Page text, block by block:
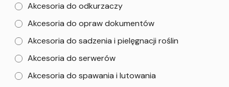
Akcesoria do odkurzaczy
Akcesoria do opraw dokumentów
Akcesoria do sadzenia i pielęgnacji roślin
Akcesoria do serwerów
Akcesoria do spawania i lutowania